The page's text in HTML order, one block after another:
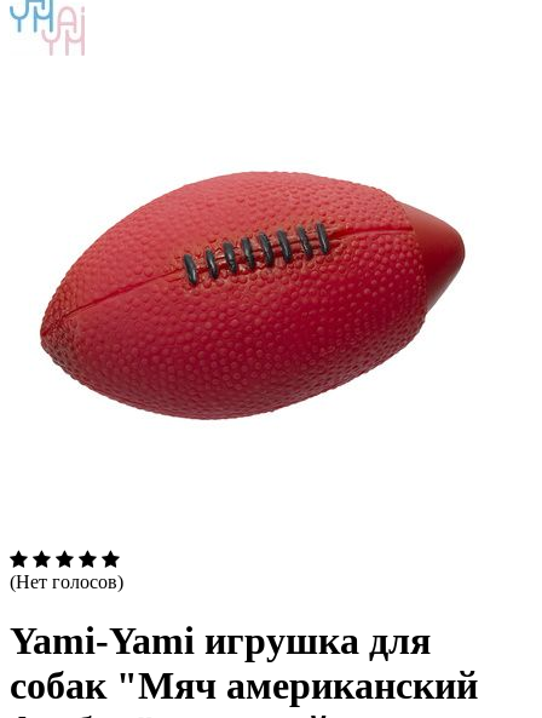
(Нет голосов)
Yami-Yami игрушка для
собак "Мяч американский